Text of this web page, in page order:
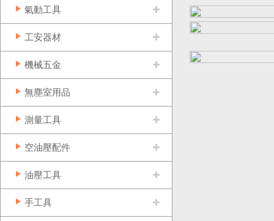
氣動工具
工安器材
機械五金
無塵室用品
測量工具
空油壓配件
油壓工具
手工具